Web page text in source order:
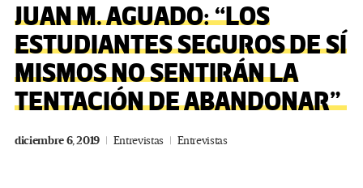
JUAN M. AGUADO: “LOS
ESTUDIANTES SEGUROS DE SÍ
MISMOS NO SENTIRÁN LA
TENTACIÓN DE ABANDONAR”
diciembre 6, 2019 Entrevistas Entrevistas